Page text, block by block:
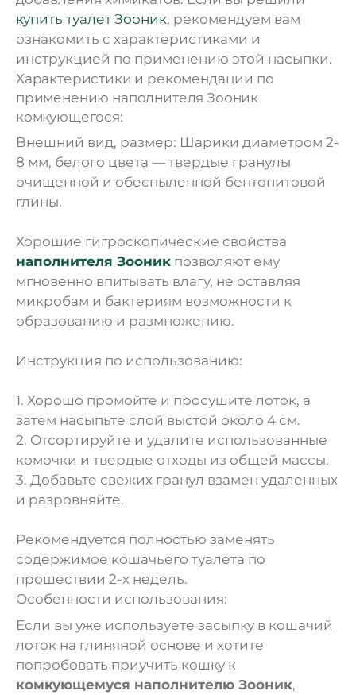
купить туалет Зооник, рекомендуем вам
ознакомить с характеристиками и
инструкцией по применению этой насыпки.
Характеристики и рекомендации по
применению наполнителя Зооник
комкующегося:
Внешний вид, размер: Шарики диаметром 2-
8 мм, белого цвета — твердые гранулы
очищенной и обеспыленной бентонитовой
глины.
Хорошие гигроскопические свойства
наполнителя Зооник позволяют ему
мгновенно впитывать влагу, не оставляя
микробам и бактериям возможности к
образованию и размножению.
Инструкция по использованию:
1. Хорошо промойте и просушите лоток, а
затем насыпьте слой выстой около 4 см.
2. Отсортируйте и удалите использованные
комочки и твердые отходы из общей массы.
3. Добавьте свежих гранул взамен удаленных
и разровняйте.
Рекомендуется полностью заменять
содержимое кошачьего туалета по
прошествии 2-х недель.
Особенности использования:
Если вы уже используете засыпку в кошачий
лоток на глиняной основе и хотите
попробовать приучить кошку к
комкующемуся наполнителю Зооник,